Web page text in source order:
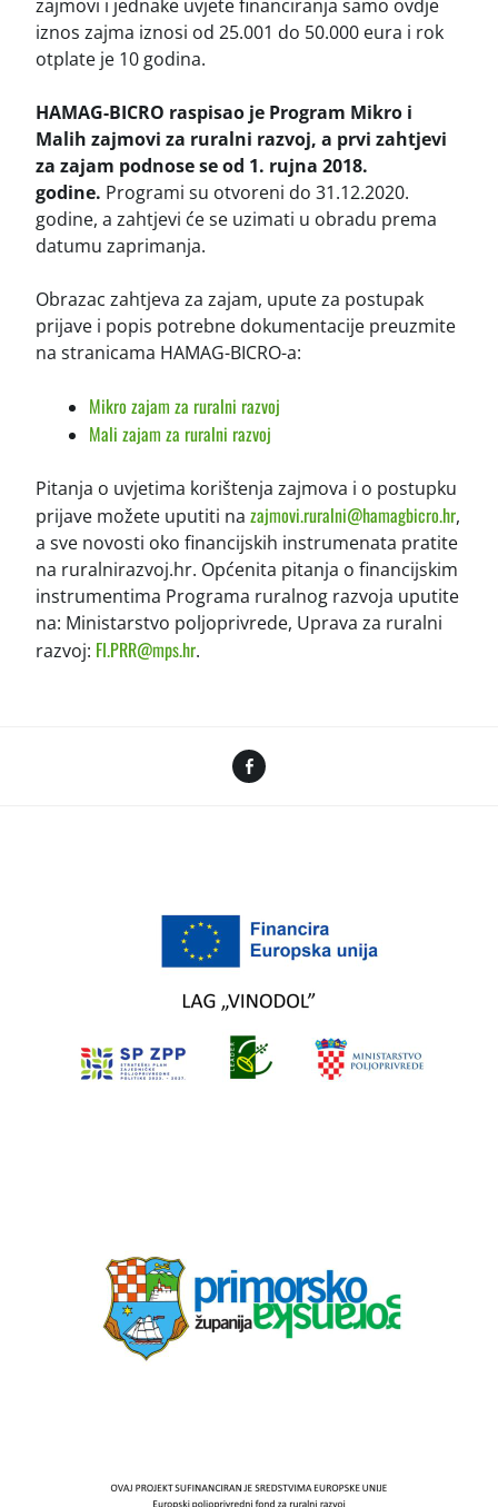
zajmovi i jednake uvjete financiranja samo ovdje
iznos zajma iznosi od 25.001 do 50.000 eura i rok
otplate je 10 godina.
HAMAG-BICRO raspisao je Program Mikro i
Malih zajmovi za ruralni razvoj, a prvi zahtjevi
za zajam podnose se od 1. rujna 2018.
godine. Programi su otvoreni do 31.12.2020.
godine, a zahtjevi će se uzimati u obradu prema
datumu zaprimanja.
Obrazac zahtjeva za zajam, upute za postupak
prijave i popis potrebne dokumentacije preuzmite
na stranicama HAMAG-BICRO-a:
Mikro zajam za ruralni razvoj
Mali zajam za ruralni razvoj
Pitanja o uvjetima korištenja zajmova i o postupku
prijave možete uputiti na zajmovi.ruralni@hamagbicro.hr,
a sve novosti oko financijskih instrumenata pratite
na ruralnirazvoj.hr. Općenita pitanja o financijskim
instrumentima Programa ruralnog razvoja uputite
na: Ministarstvo poljoprivrede, Uprava za ruralni
razvoj: FI.PRR@mps.hr.